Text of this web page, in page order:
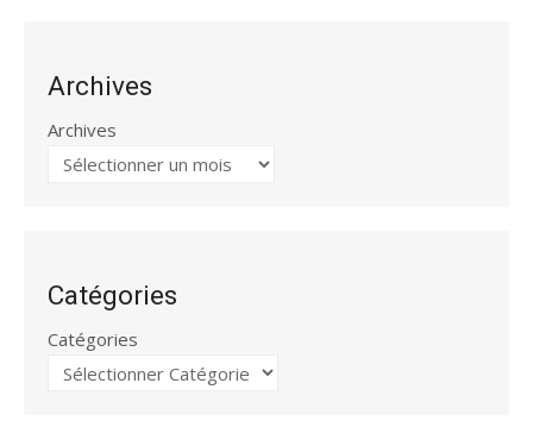
Archives
Archives
Catégories
Catégories